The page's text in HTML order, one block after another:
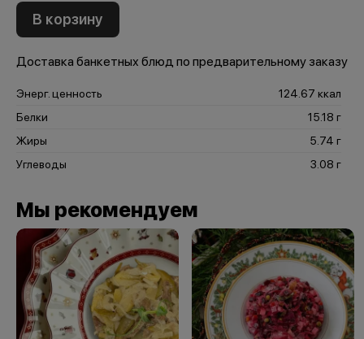
В корзину
Доставка банкетных блюд по предварительному заказу
Энерг. ценность
124.67 ккал
Белки
15.18 г
Жиры
5.74 г
Углеводы
3.08 г
Мы рекомендуем